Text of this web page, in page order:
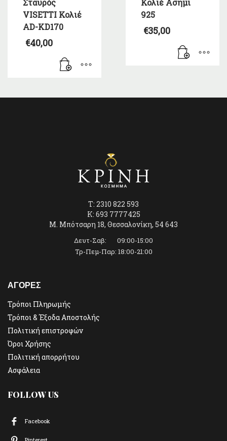
Σταυρός
VISETTI Κολιέ
AD-KD170
€40,00
Κολιέ Ασήμι
925
€35,00
T: 2310 822 593
K: 693 7777425
Μ. Μπότσαρη 18, Θεσσαλονίκη, 54 643
Δευτ-Σαβ: 09:00-15:00
Τρ-Πεμ-Παρ: 18:00-21:00
ΑΓΟΡΕΣ
Τρόποι Πληρωμής
Τρόποι & Έξοδα Αποστολής
Πολιτική επιστροφών
Όροι Χρήσης
Πολιτική απορρήτου
Ασφάλεια
FOLLOW US
Facebook